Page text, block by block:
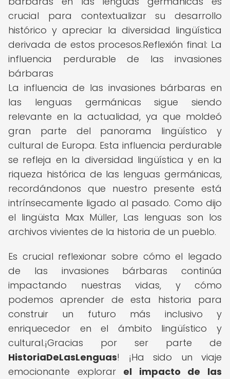
crucial para contextualizar su desarrollo
histórico y apreciar la diversidad lingüística
derivada de estos procesos.Reflexión final: La
influencia perdurable de las invasiones
bárbaras
La influencia de las invasiones bárbaras en
las lenguas germánicas sigue siendo
relevante en la actualidad, ya que moldeó
gran parte del panorama lingüístico y
cultural de Europa. Esta influencia perdurable
se refleja en la diversidad lingüística y en la
riqueza histórica de las lenguas germánicas,
recordándonos que nuestro presente está
intrínsecamente ligado al pasado. Como dijo
el lingüista Max Müller, Las lenguas son los
archivos vivientes de la historia de un pueblo.
Es crucial reflexionar sobre cómo el legado
de las invasiones bárbaras continúa
impactando nuestras vidas, y cómo
podemos aprender de esta historia para
construir un futuro más inclusivo y
enriquecedor en el ámbito lingüístico y
cultural.¡Gracias por ser parte de
HistoriaDeLasLenguas! ¡Ha sido un viaje
emocionante explorar el impacto de las